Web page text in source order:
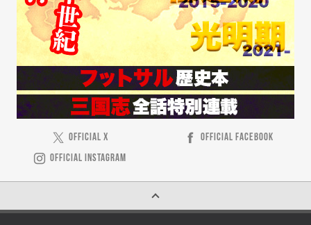
OFFICIAL X
OFFICIAL FACEBOOK
OFFICIAL INSTAGRAM